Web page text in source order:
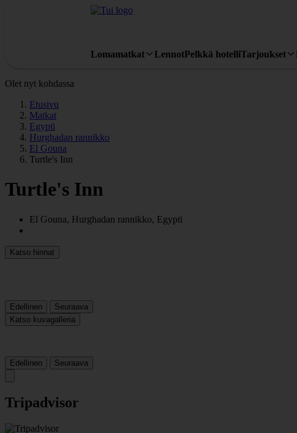
Lomamatkat LennotPelkkä hotelliTarjoukset
Olet nyt kohdassa
Etusivu
Matkat
Egypti
Hurghadan rannikko
El Gouna
Turtle's Inn
Turtle's Inn
El Gouna, Hurghadan rannikko, Egypti
Katso hinnat
Edellinen
Seuraava
Katso kuvagalleria
Edellinen Seuraava
Tripadvisor